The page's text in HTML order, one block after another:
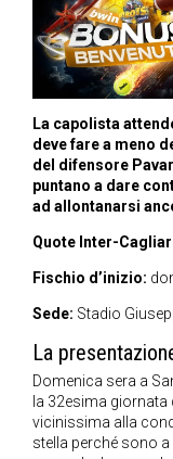
La capolista
deve fare a meno
del difensore
puntano a dare
ad allontanarsi
Quote Inter-
Fischio d’inizio:
Sede: Stadio
La
Domenica sera a
la 32esima giornata
vicinissima alla
stella perché sono